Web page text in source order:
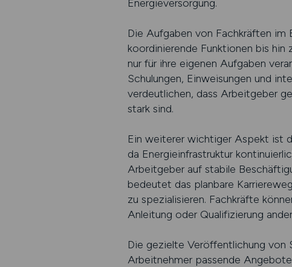
Energieversorgung.
Die Aufgaben von Fachkräften
koordinierende Funktionen bis
nur für ihre eigenen Aufgaben
Schulungen, Einweisungen und
verdeutlichen, dass Arbeitgeber
stark sind.
Ein weiterer wichtiger Aspekt ist
da Energieinfrastruktur
Arbeitgeber auf stabile
bedeutet das planbare
zu spezialisieren. Fachkräfte
Anleitung oder Qualifizierung
Die gezielte Veröffentlichung von
Arbeitnehmer passende